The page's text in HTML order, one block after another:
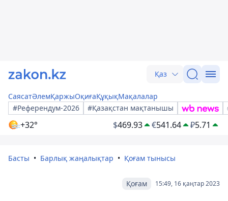
Қаз
СаясатӘлемҚаржыОқиғаҚұқықМақалалар
#Референдум-2026
#Қазақстан мақтанышы
+32° $469.93 €541.64 ₽5.71
Басты Барлық жаңалықтар Қоғам тынысы
15:49, 16 қаңтар 2023
Қоғам